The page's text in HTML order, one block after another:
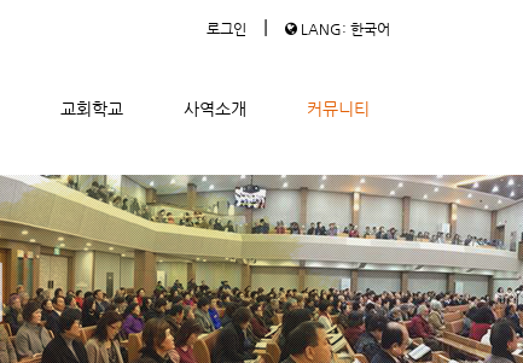
로그인 | LANG: 한국어
교회학교 사역소개 커뮤니티